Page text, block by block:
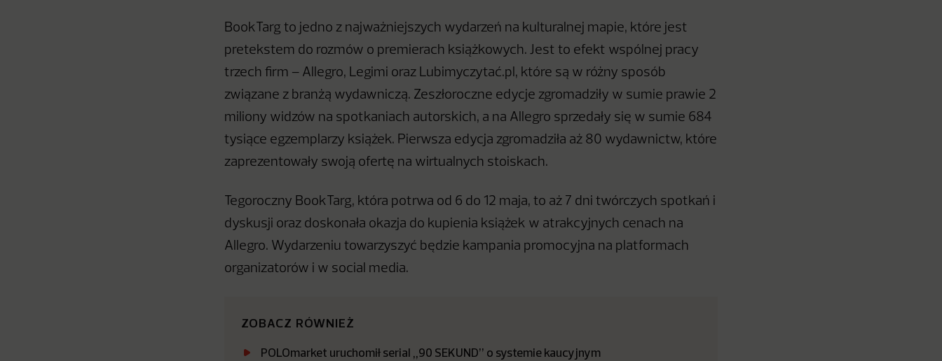
BookTarg to jedno z najważniejszych wydarzeń na kulturalnej mapie, które jest
pretekstem do rozmów o premierach książkowych. Jest to efekt wspólnej pracy
trzech firm – Allegro, Legimi oraz Lubimyczytać.pl, które są w różny sposób
związane z branżą wydawniczą. Zeszłoroczne edycje zgromadziły w sumie prawie 2
miliony widzów na spotkaniach autorskich, a na Allegro sprzedały się w sumie 684
tysiące egzemplarzy książek. Pierwsza edycja zgromadziła aż 80 wydawnictw, które
zaprezentowały swoją ofertę na wirtualnych stoiskach.
Tegoroczny BookTarg, która potrwa od 6 do 12 maja, to aż 7 dni twórczych spotkań i
dyskusji oraz doskonała okazja do kupienia książek w atrakcyjnych cenach na
Allegro. Wydarzeniu towarzyszyć będzie kampania promocyjna na platformach
organizatorów i w social media.
ZOBACZ RÓWNIEŻ
POLOmarket uruchomił serial „90 SEKUND” o systemie kaucyjnym